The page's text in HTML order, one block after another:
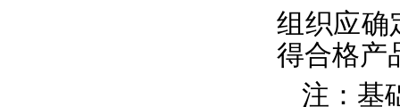
组织应确
得合格产
注：基